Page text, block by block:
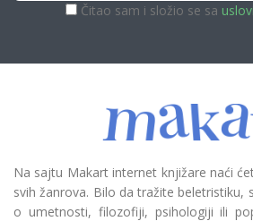
Čitao sam i složio se sa
Na sajtu Makart internet knjižare naći
svih žanrova. Bilo da tražite beletristiku,
o umetnosti, filozofiji, psihologiji ili